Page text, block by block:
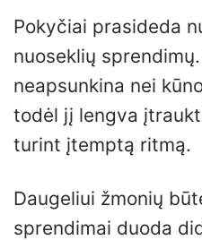
Pokyčiai prasideda
nuoseklių
neapsunkina nei
todėl jį lengva
turint įtemptą ritmą.
Daugeliui žmonių
sprendimai duoda